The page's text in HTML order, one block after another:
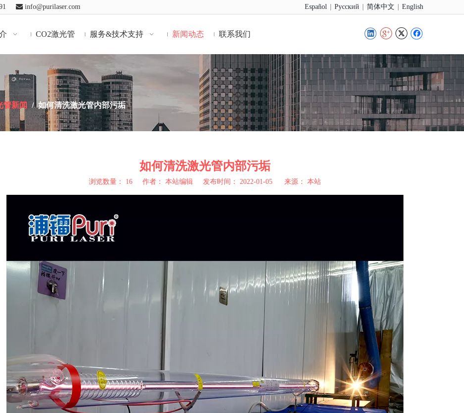
 info@purilaser.com Español Pусский 简体中文 English
CO2激光管 服务&技术支持 新闻动态 联系我们
管新闻 / 如何清洗激光管内部污垢
如何清洗激光管内部污垢
浏览数量： 16 作者： 本站编辑 发布时间： 2022-01-05 来源： 本站